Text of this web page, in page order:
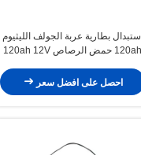
استبدال بطارية عربة الجولف الليثيوم
120ah حمض الرصاص 120ah 12V
احصل على افضل سعر